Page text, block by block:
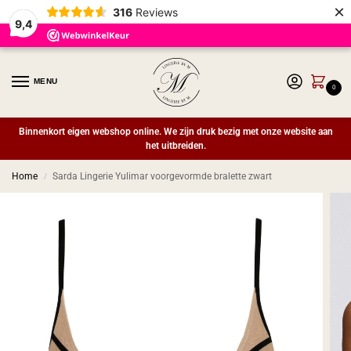
9,4
316 Reviews ×
MENU
0
Binnenkort eigen webshop online. We zijn druk bezig met onze website aan
het uitbreiden.
Home / Sarda Lingerie Yulimar voorgevormde bralette zwart